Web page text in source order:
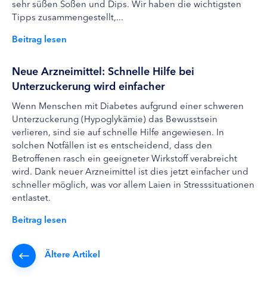
sehr süßen Soßen und Dips. Wir haben die wichtigsten
Tipps zusammengestellt,...
Beitrag lesen
Neue Arzneimittel: Schnelle Hilfe bei
Unterzuckerung wird einfacher
Wenn Menschen mit Diabetes aufgrund einer schweren
Unterzuckerung (Hypoglykämie) das Bewusstsein
verlieren, sind sie auf schnelle Hilfe angewiesen. In
solchen Notfällen ist es entscheidend, dass den
Betroffenen rasch ein geeigneter Wirkstoff verabreicht
wird. Dank neuer Arzneimittel ist dies jetzt einfacher und
schneller möglich, was vor allem Laien in Stresssituationen
entlastet.
Beitrag lesen
Ältere Artikel